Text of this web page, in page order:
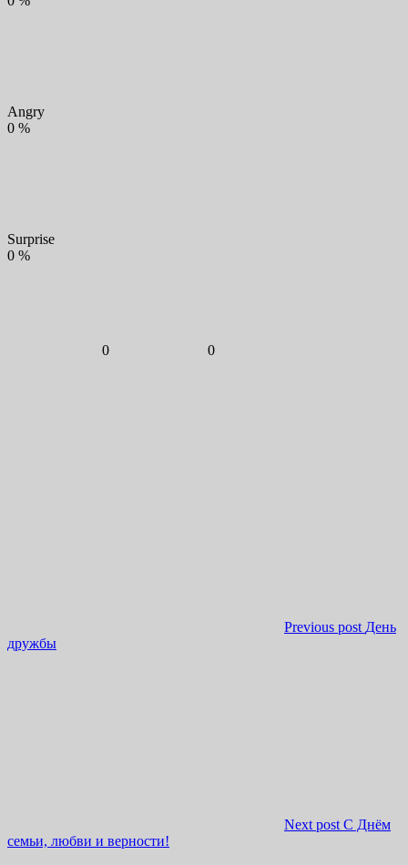
Angry
0 %
Surprise
0 %
0 0
Previous post День
дружбы
Next post С Днём
семьи, любви и верности!